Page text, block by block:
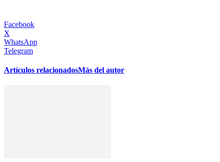
Facebook
X
WhatsApp
Telegram
Artículos relacionadosMás del autor